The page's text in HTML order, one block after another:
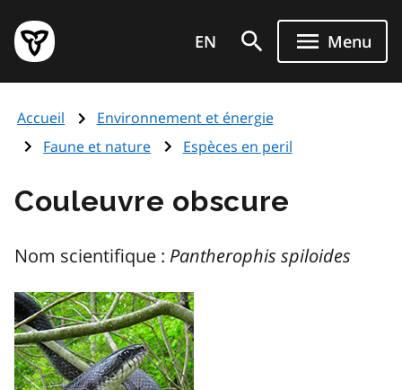
au
contenu
principal
Page
d'accueil
de
l'Ontario
EN Menu
Accueil
Environnement et énergie
Faune et nature
Espèces en peril
Couleuvre obscure
Nom scientifique : Pantherophis spiloides